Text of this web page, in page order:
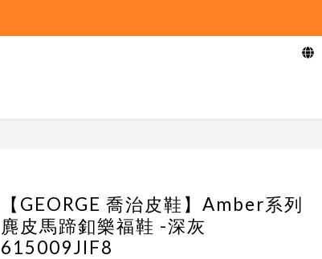
【GEORGE 喬治皮鞋】Amber系列
麂皮馬蹄釦樂福鞋 -深灰
615009JIF8